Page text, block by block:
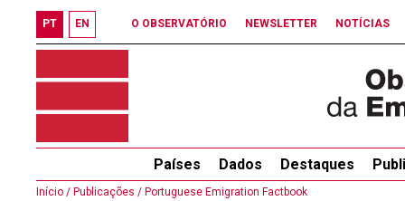
PT EN O OBSERVATÓRIO NEWSLETTER NOTÍCIAS
Países Dados Destaques
Início / Publicações / Portuguese Emigration Factbook